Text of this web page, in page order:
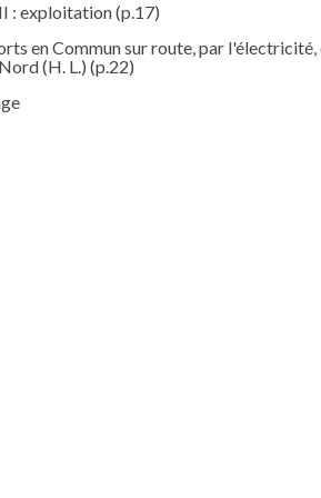
: exploitation(p.17)
en Commun sur route, par l'électricité,
(H. L.) (p.22)